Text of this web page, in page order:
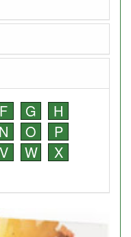
F G
H
N O
P
V W
X